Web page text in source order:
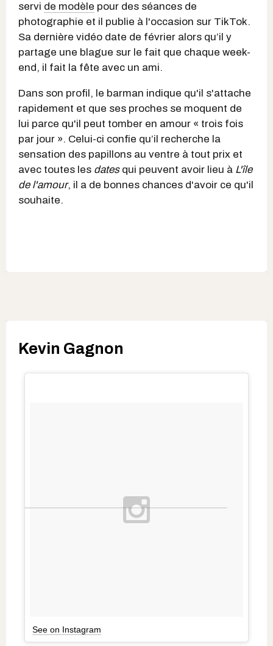
servi de modèle pour des séances de
photographie et il publie à l'occasion sur TikTok.
Sa dernière vidéo date de février alors qu’il y
partage une blague sur le fait que chaque week-
end, il fait la fête avec un ami.
Dans son profil, le barman indique qu'il s'attache
rapidement et que ses proches se moquent de
lui parce qu'il peut tomber en amour « trois fois
par jour ». Celui-ci confie qu’il recherche la
sensation des papillons au ventre à tout prix et
avec toutes les datesqui peuvent avoir lieu à L'île
de l'amour, il a de bonnes chances d'avoir ce qu'il
souhaite.
Kevin Gagnon
See on Instagram